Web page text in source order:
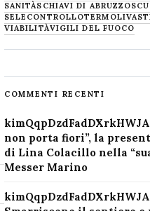
SANITÀSCHIAVI DI ABRUZZO
SELECONTROLLOTERMOLI
VIABILITÀVIGILI DEL FUOCO
COMMENTI RECENTI
non porta fiori”, la
di Lina Colacillo nella
Messer Marino